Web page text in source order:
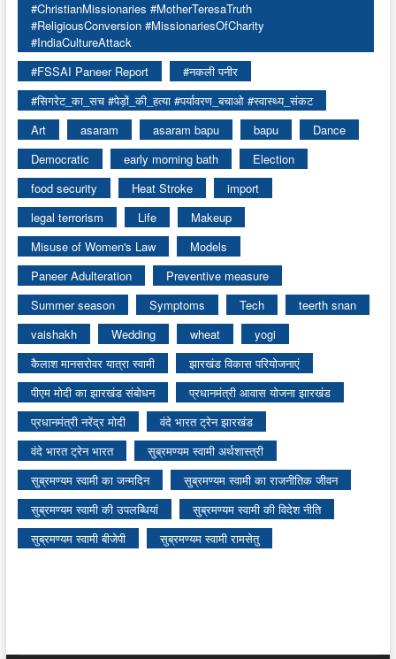
#ChristianMissionaries #MotherTeresaTruth
#ReligiousConversion #MissionariesOfCharity
#IndiaCultureAttack
#FSSAI Paneer Report
#नकली पनीर
#सिगरेट_का_सच #पेड़ों_की_हत्या #पर्यावरण_बचाओ #स्वास्थ्य_संकट
Art
asaram asaram bapu bapu
Dance
Democratic
early morning bath
Election
food security
Heat Stroke
import
legal terrorism
Life
Makeup
Misuse of Women's Law
Models
Paneer Adulteration
Preventive measure
Summer season
Symptoms Tech
teerth snan
vaishakh
Wedding wheat
yogi
कैलाश मानसरोवर यात्रा स्वामी
झारखंड विकास परियोजनाएं
पीएम मोदी का झारखंड संबोधन
प्रधानमंत्री आवास योजना झारखंड
प्रधानमंत्री नरेंद्र मोदी
वंदे भारत ट्रेन झारखंड
वंदे भारत ट्रेन भारत
सुब्रमण्यम स्वामी अर्थशास्त्री
सुब्रमण्यम स्वामी का जन्मदिन
सुब्रमण्यम स्वामी का राजनीतिक जीवन
सुब्रमण्यम स्वामी की उपलब्धियां
सुब्रमण्यम स्वामी की विदेश नीति
सुब्रमण्यम स्वामी बीजेपी
सुब्रमण्यम स्वामी रामसेतु